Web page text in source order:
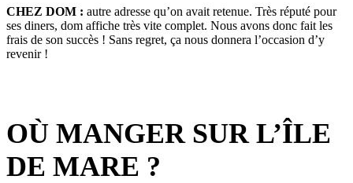
CHEZ DOM : autre adresse qu’on avait retenue. Très réputé pour
ses diners, dom affiche très vite complet. Nous avons donc fait les
frais de son succès ! Sans regret, ça nous donnera l’occasion d’y
revenir !
OÙ MANGER SUR L’ÎLE
DE MARE ?